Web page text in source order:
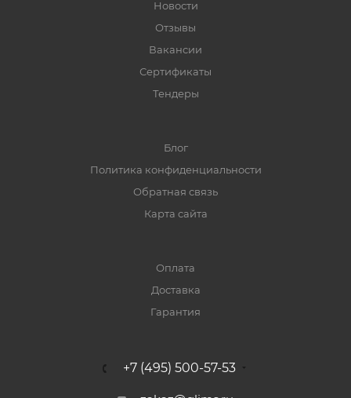
Новости
Отзывы
Вакансии
Сертификаты
Тендеры
Блог
Политика конфиденциальности
Обратная связь
Карта сайта
Оплата
Доставка
Гарантия
+7 (495) 500-57-53